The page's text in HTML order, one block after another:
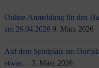
Online-Anmeldung für den
am 26.04.2026 9. März 2026
Auf dem Spielplatz am
etwas… 3. März 2026